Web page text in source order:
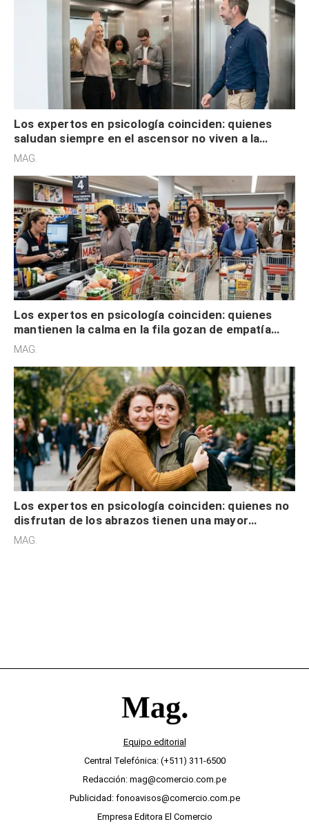
Los expertos en psicología coinciden: quienes
saludan siempre en el ascensor no viven a la
defensiva y tienen apertura social
MAG.
Los expertos en psicología coinciden: quienes
mantienen la calma en la fila gozan de empatía
cognitiva, gratitud y no solo tienen autocontrol
MAG.
Los expertos en psicología coinciden: quienes no
disfrutan de los abrazos tienen una mayor
sensibilidad a los estímulos físicos y no es por
MAG.
Equipo editorial
Central Telefónica: (+511) 311-6500
Redacción: mag@comercio.com.pe
Publicidad: fonoavisos@comercio.com.pe
Empresa Editora El Comercio